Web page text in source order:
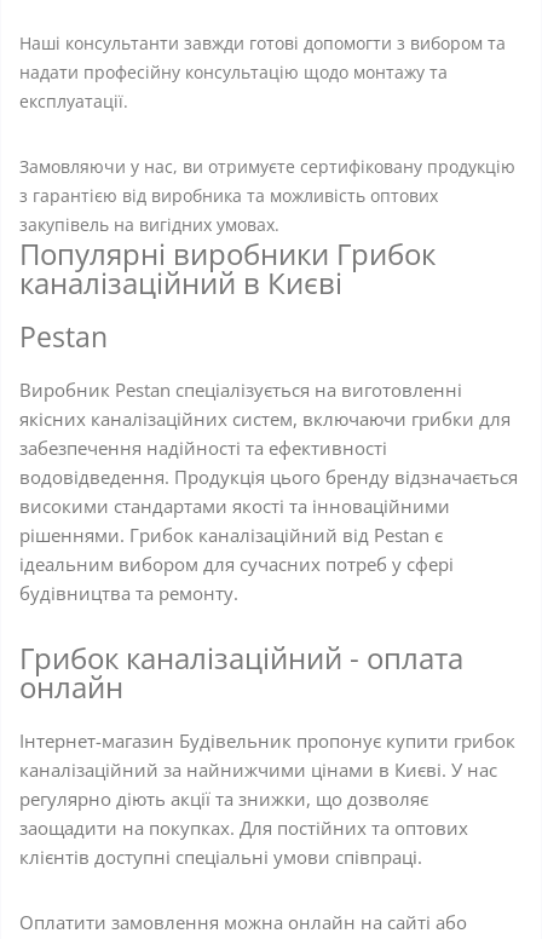
Наші консультанти завжди готові допомогти з вибором та
надати професійну консультацію щодо монтажу та
експлуатації.
Замовляючи у нас, ви отримуєте сертифіковану продукцію
з гарантією від виробника та можливість оптових
закупівель на вигідних умовах.
Популярні виробники Грибок
каналізаційний в Києві
Pestan
Виробник Pestan спеціалізується на виготовленні
якісних каналізаційних систем, включаючи грибки для
забезпечення надійності та ефективності
водовідведення. Продукція цього бренду відзначається
високими стандартами якості та інноваційними
рішеннями. Грибок каналізаційний від Pestan є
ідеальним вибором для сучасних потреб у сфері
будівництва та ремонту.
Грибок каналізаційний - оплата
онлайн
Інтернет-магазин Будівельник пропонує купити грибок
каналізаційний за найнижчими цінами в Києві. У нас
регулярно діють акції та знижки, що дозволяє
заощадити на покупках. Для постійних та оптових
клієнтів доступні спеціальні умови співпраці.
Оплатити замовлення можна онлайн на сайті або